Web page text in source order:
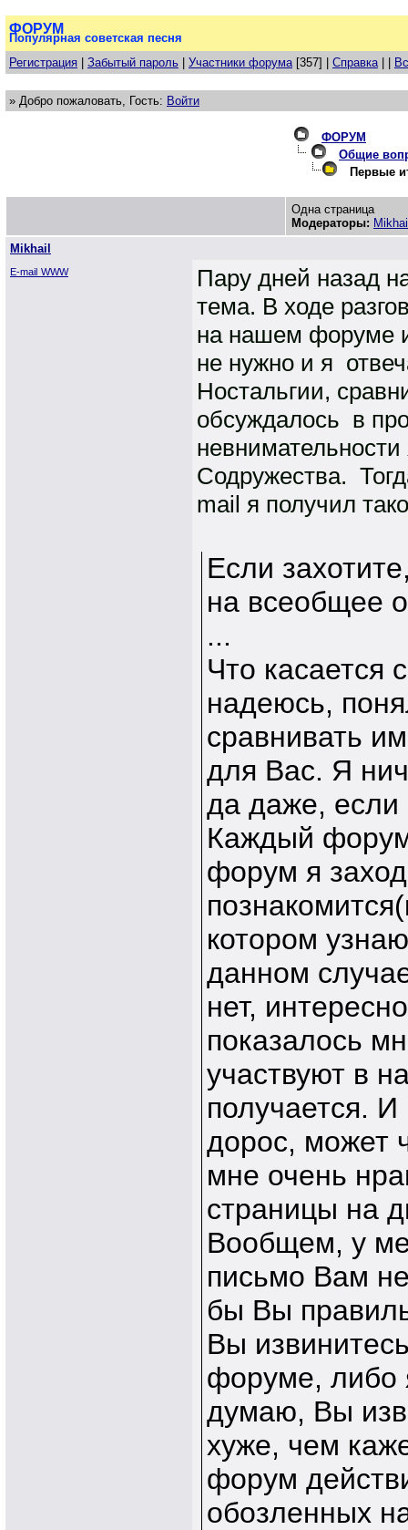
ФОРУМ
Популярная советская песня
Регистрация
Забытый пароль Участники форума[357] | Справка| |
» Добро пожаловать, Гость: Войти
ФОРУМ
Общие
Первые
Одна страница
Модераторы:
Mikhail
E-mail WWW
Пару дней назад
тема. В ходе
на нашем форуме
не нужно и я
Ностальгии,
обсуждалось в
Содружества.
mail я получил
Если
на всеобщее
...
Что
надеюсь,
сравнивать
для Вас. Я
да даже, если
Каждый
форум я
котором
данном
нет,
показалось
участвуют в
получается.
дорос, может
мне очень
страницы на
Вообщем, у
письмо Вам
бы Вы
Вы
форуме, либо
думаю, Вы
хуже, чем
форум
обозленных